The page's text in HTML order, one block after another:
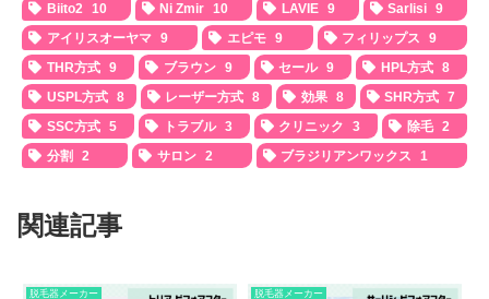
Biito2 10 Ni Zmir 10 LAVIE 9 Sarlisi 9
アイリスオーヤマ 9 エピモ 9 フィリップス
9
THR方式 9 ブラウン 9 セール 9 HPL方式 8
USPL方式 8 レーザー方式 8 効果 8 SHR方式 7
SSC方式 5 トラブル 3 クリニック 3 除毛 2
分割
2 サロン 2 ブラジリアンワックス 1
関連記事
脱毛器メーカー 脱毛器メーカー